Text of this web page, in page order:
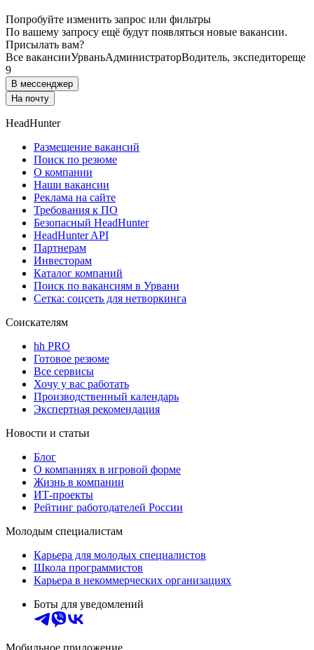
Попробуйте изменить запрос или фильтры
По вашему запросу ещё будут появляться новые вакансии.
Присылать вам?
Все вакансииУрваньАдминистраторВодитель, экспедитореще
9
В мессенджер
На почту
HeadHunter
Размещение вакансий
Поиск по резюме
О компании
Наши вакансии
Реклама на сайте
Требования к ПО
Безопасный HeadHunter
HeadHunter API
Партнерам
Инвесторам
Каталог компаний
Поиск по вакансиям в Урвани
Сетка: соцсеть для нетворкинга
Соискателям
hh PRO
Готовое резюме
Все сервисы
Хочу у вас работать
Производственный календарь
Экспертная рекомендация
Новости и статьи
Блог
О компаниях в игровой форме
Жизнь в компании
ИТ-проекты
Рейтинг работодателей России
Молодым специалистам
Карьера для молодых специалистов
Школа программистов
Карьера в некоммерческих организациях
Боты для уведомлений